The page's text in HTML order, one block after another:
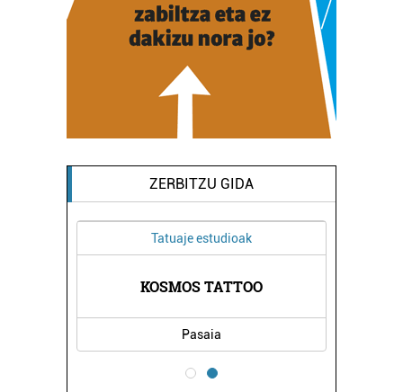
ZERBITZU GIDA
Tatuaje estudioak
KOSMOS TATTOO
Pasaia